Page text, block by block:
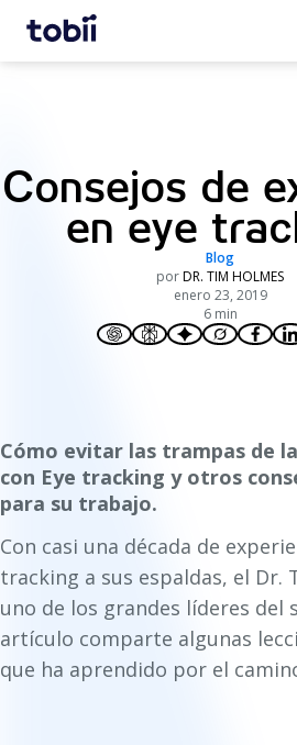
Inicio
Consejos de
en eye
Blog
porDR. TIM HOLMES
enero 23, 2019
6 min
Cómo evitar las trampas de
con Eye tracking y otros
para su trabajo.
Con casi una década de
tracking a sus espaldas, el Dr.
uno de los grandes líderes del
artículo comparte algunas
que ha aprendido por el